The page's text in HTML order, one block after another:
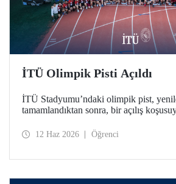
İTÜ Olimpik Pisti Açıldı
İTÜ Stadyumu’ndaki olimpik pist,
tamamlandıktan sonra, bir açılış
Class 2 sertifikalı atletizm tesisinin
12 Haz 2026 Öğrenci